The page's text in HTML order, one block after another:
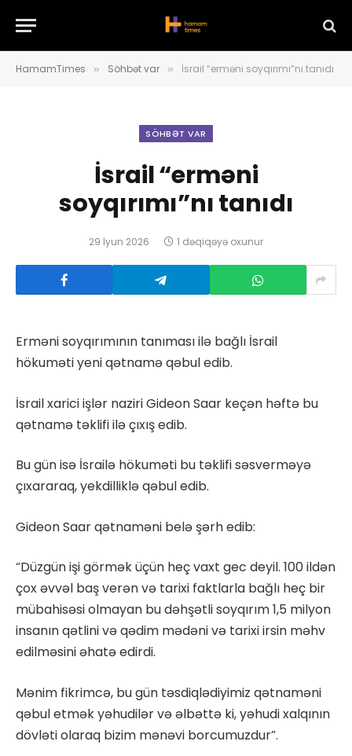
HamamTimes » Söhbət var » İsrail “erməni soyqırımı”nı tanıdı
SÖHBƏT VAR
İsrail “erməni
soyqırımı”nı tanıdı
29 İyun 2026 1 dəqiqəyə oxunur
Erməni soyqırımının tanıması ilə bağlı İsrail
hökuməti yeni qətnamə qəbul edib.
İsrail xarici işlər naziri Gideon Saar keçən həftə bu
qətnamə təklifi ilə çıxış edib.
Bu gün isə İsrailə hökuməti bu təklifi səsverməyə
çıxararaq, yekdilliklə qəbul edib.
Gideon Saar qətnaməni belə şərh edib:
“Düzgün işi görmək üçün heç vaxt gec deyil. 100 ildən
çox əvvəl baş verən və tarixi faktlarla bağlı heç bir
mübahisəsi olmayan bu dəhşətli soyqırım 1,5 milyon
insanın qətlini və qədim mədəni və tarixi irsin məhv
edilməsini əhatə edirdi.
Mənim fikrimcə, bu gün təsdiqlədiyimiz qətnaməni
qəbul etmək yəhudilər və əlbəttə ki, yəhudi xalqının
dövləti olaraq bizim mənəvi borcumuzdur”.